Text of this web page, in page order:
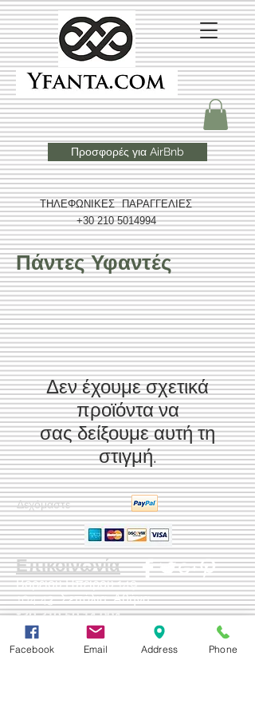
ΤΗΛΕΦΩΝΙΚΕΣ ΠΑΡΑΓΓΕΛΙΕΣ
+30 210 5014994
Προσφορές για AirBnb
Πάντες Υφαντές
Δεν έχουμε σχετικά
προϊόντα να
σας δείξουμε αυτή τη
στιγμή.
Δεχόμαστε
Επικοινωνία
Βορείου Ηπείρου 149
104 43Σεπόλια,Αθήνα
+30 210 50.14.994
info@yfanta.com
www.yfanta.com
Facebook Email Address Phone